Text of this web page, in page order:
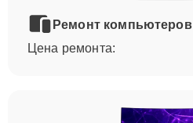
Ремонт компьютеров
Цена ремонта: